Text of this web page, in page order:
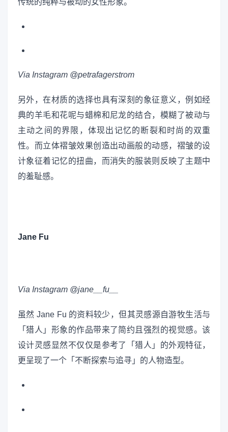
Via Instagram @petrafagerstrom
另外，在材质的选择也具有深刻的象征意义，例如经
典的羊毛和花呢与蜡棉和尼龙的结合，模糊了被动与
主动之间的界限，体现出记忆的断裂和时尚的双重
性。而立体褶皱效果创造出动画般的动感，褶皱的设
计象征着记忆的扭曲，而消失的服装则反映了主题中
的羞耻感。
Jane Fu
Via Instagram @jane__fu__
虽然 Jane Fu 的资料较少，但其灵感源自游牧生活与
「猎人」形象的作品带来了简约且强烈的视觉感。该
设计灵感显然不仅仅是参考了「猎人」的外观特征，
更呈现了一个「不断探索与追寻」的人物造型。